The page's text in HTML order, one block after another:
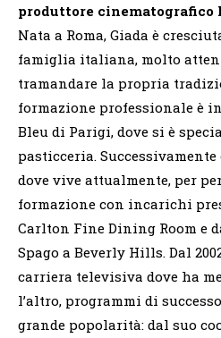
produttore cinematografico
Nata a Roma, Giada è
famiglia italiana, molto
tramandare la propria
formazione professionale è
Bleu di Parigi, dove si è
pasticceria.
dove vive attualmente, per
formazione con incarichi
Carlton Fine Dining Room e
Spago a Beverly Hills. Dal
carriera televisiva dove ha
l’altro, programmi di
grande popolarità: dal suo